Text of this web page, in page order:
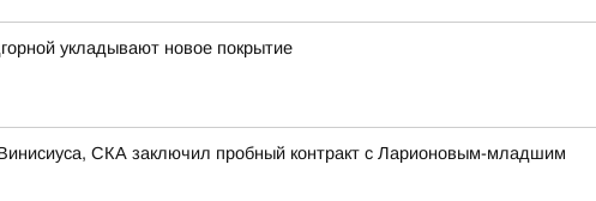
укладывают новое покрытие
СКА заключил пробный контракт с Ларионовым-младшим